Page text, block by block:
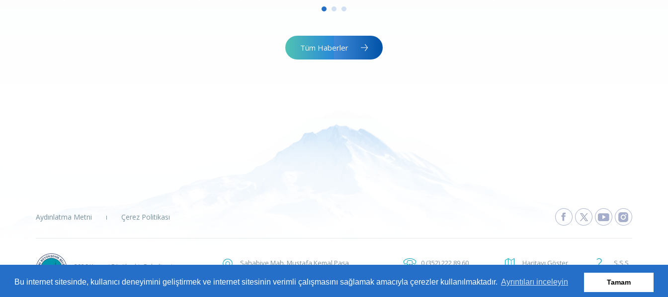
Bu internet sitesinde, kullanıcı deneyimini geliştirmek ve internet sitesinin verimli çalışmasını sağlamak amacıyla çerezler kullanılmaktadır. Ayrıntıları inceleyin Tamam
Tüm Haberler
Aydınlatma Metni Çerez Politikası
2026 Kayseri Büyükşehir Belediyesi
Sahabiye Mah. Mustafa Kemal Paşa
0 (352) 222 89 60
Haritayı Göster S.S.S